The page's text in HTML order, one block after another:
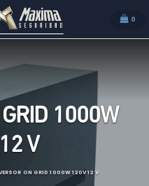
0
1000W
V
ON GRID 1000W 120V 12 V